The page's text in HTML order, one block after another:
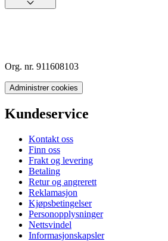
Org. nr. 911608103
Administrer cookies
Kundeservice
Kontakt oss
Finn oss
Frakt og levering
Betaling
Retur og angrerett
Reklamasjon
Kjøpsbetingelser
Personopplysninger
Nettsvindel
Informasjonskapsler